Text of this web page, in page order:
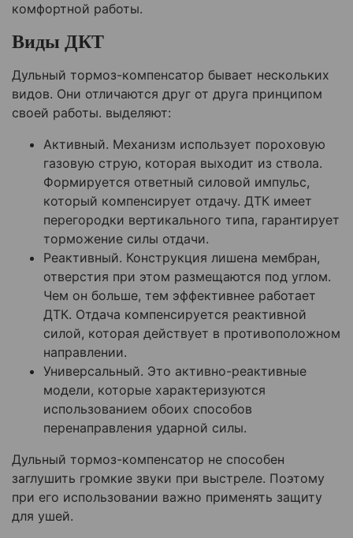
комфортной работы.
Виды ДКТ
Дульный тормоз-компенсатор бывает нескольких
видов. Они отличаются друг от друга принципом
своей работы. выделяют:
Активный. Механизм использует пороховую
газовую струю, которая выходит из ствола.
Формируется ответный силовой импульс,
который компенсирует отдачу. ДТК имеет
перегородки вертикального типа, гарантирует
торможение силы отдачи.
Реактивный. Конструкция лишена мембран,
отверстия при этом размещаются под углом.
Чем он больше, тем эффективнее работает
ДТК. Отдача компенсируется реактивной
силой, которая действует в противоположном
направлении.
Универсальный. Это активно-реактивные
модели, которые характеризуются
использованием обоих способов
перенаправления ударной силы.
Дульный тормоз-компенсатор не способен
заглушить громкие звуки при выстреле. Поэтому
при его использовании важно применять защиту
для ушей.